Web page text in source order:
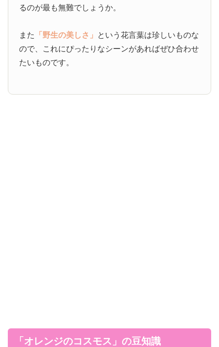
るのが最も無難でしょうか。
また 「野生の美しさ」 という花言葉は珍しいものな
ので、これにぴったりなシーンがあればぜひ合わせ
たいものです。
「オレンジのコスモス」の豆知識